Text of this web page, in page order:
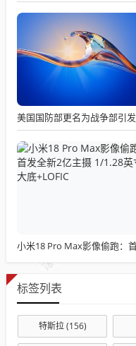
标签列表
特斯拉(156)